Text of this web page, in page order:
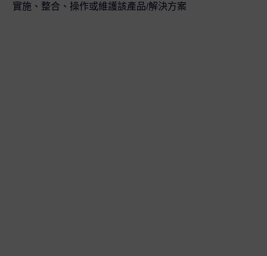
實施、整合、操作或維護該產品/解決方案